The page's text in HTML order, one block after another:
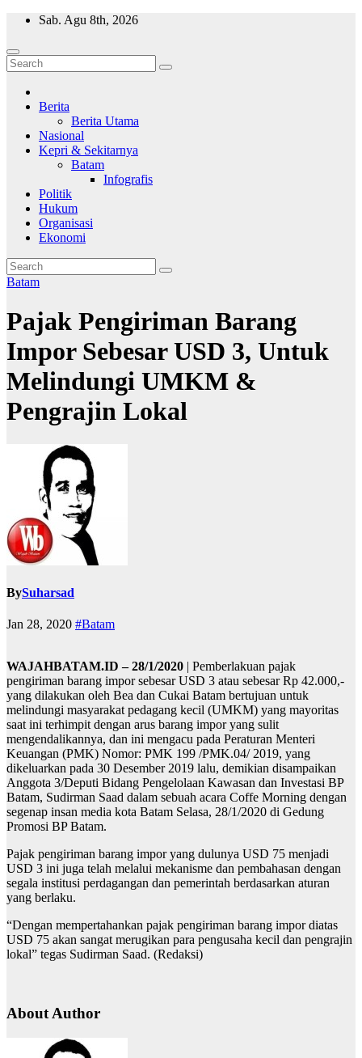
Skip
content
Sab. Agu 8th, 2026
Wajah Batam
CCTV nya kota Batam
Berita
Berita Utama
Nasional
Kepri & Sekitarnya
Batam
Infografis
Politik
Hukum
Organisasi
Ekonomi
Batam
Pajak Pengiriman Barang
Impor Sebesar USD 3, Untuk
Melindungi UMKM &
Pengrajin Lokal
BySuharsad
Jan 28, 2020 #Batam
WAJAHBATAM.ID – 28/1/2020 | Pemberlakuan pajak
pengiriman barang impor sebesar USD 3 atau sebesar Rp 42.000,-
yang dilakukan oleh Bea dan Cukai Batam bertujuan untuk
melindungi masyarakat pedagang kecil (UMKM) yang mayoritas
saat ini terhimpit dengan arus barang impor yang sulit
mengendalikannya, dan ini mengacu pada Peraturan Menteri
Keuangan (PMK) Nomor: PMK 199 /PMK.04/ 2019, yang
dikeluarkan pada 30 Desember 2019 lalu, demikian disampaikan
Anggota 3/Deputi Bidang Pengelolaan Kawasan dan Investasi BP
Batam, Sudirman Saad dalam sebuah acara Coffe Morning dengan
segenap insan media kota Batam Selasa, 28/1/2020 di Gedung
Promosi BP Batam.
Pajak pengiriman barang impor yang dulunya USD 75 menjadi
USD 3 ini juga telah melalui mekanisme dan pembahasan dengan
segala institusi perdagangan dan pemerintah berdasarkan aturan
yang berlaku.
“Dengan mempertahankan pajak pengiriman barang impor diatas
USD 75 akan sangat merugikan para pengusaha kecil dan pengrajin
lokal” tegas Sudirman Saad. (Redaksi)
About Author